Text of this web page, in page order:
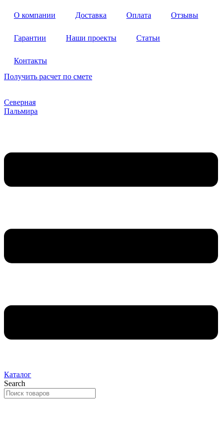
О компании Доставка Оплата Отзывы
Гарантии Наши проекты Статьи
Контакты
Получить расчет по смете
Северная
Пальмира
Каталог
Search